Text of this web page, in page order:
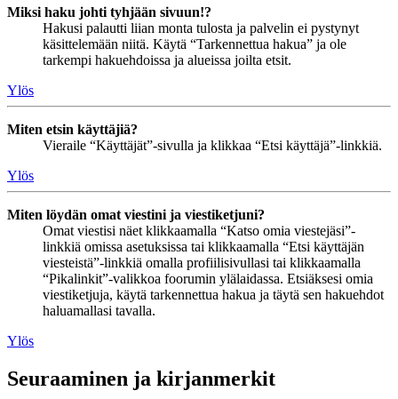
Miksi haku johti tyhjään sivuun!?
Hakusi palautti liian monta tulosta ja palvelin ei pystynyt
käsittelemään niitä. Käytä “Tarkennettua hakua” ja ole
tarkempi hakuehdoissa ja alueissa joilta etsit.
Ylös
Miten etsin käyttäjiä?
Vieraile “Käyttäjät”-sivulla ja klikkaa “Etsi käyttäjä”-linkkiä.
Ylös
Miten löydän omat viestini ja viestiketjuni?
Omat viestisi näet klikkaamalla “Katso omia viestejäsi”-
linkkiä omissa asetuksissa tai klikkaamalla “Etsi käyttäjän
viesteistä”-linkkiä omalla profiilisivullasi tai klikkaamalla
“Pikalinkit”-valikkoa foorumin ylälaidassa. Etsiäksesi omia
viestiketjuja, käytä tarkennettua hakua ja täytä sen hakuehdot
haluamallasi tavalla.
Ylös
Seuraaminen ja kirjanmerkit